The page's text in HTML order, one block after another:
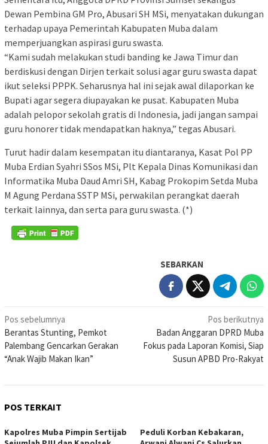
Dewan Pembina GM Pro, Abusari SH MSi, menyatakan dukungan
terhadap upaya Pemerintah Kabupaten Muba dalam
memperjuangkan aspirasi guru swasta.
“Kami sudah melakukan studi banding ke Jawa Timur dan
berdiskusi dengan Dirjen terkait solusi agar guru swasta dapat
ikut seleksi PPPK. Seharusnya hal ini sejak awal dilaporkan ke
Bupati agar segera diupayakan ke pusat. Kabupaten Muba
adalah pelopor sekolah gratis di Indonesia, jadi jangan sampai
guru honorer tidak mendapatkan haknya,” tegas Abusari.
Turut hadir dalam kesempatan itu diantaranya, Kasat Pol PP
Muba Erdian Syahri SSos MSi, Plt Kepala Dinas Komunikasi dan
Informatika Muba Daud Amri SH, Kabag Prokopim Setda Muba
M Agung Perdana SSTP MSi, perwakilan perangkat daerah
terkait lainnya, dan serta para guru swasta. (*)
SEBARKAN
Navigasi
pos
Pos sebelumnya
Berantas Stunting, Pemkot
Palembang Gencarkan Gerakan
“Anak Wajib Makan Ikan”
Pos berikutnya
Badan Anggaran DPRD Muba
Fokus pada Laporan Komisi, Siap
Susun APBD Pro-Rakyat
POS TERKAIT
Kapolres Muba Pimpin Sertijab
Peduli Korban Kebakaran,